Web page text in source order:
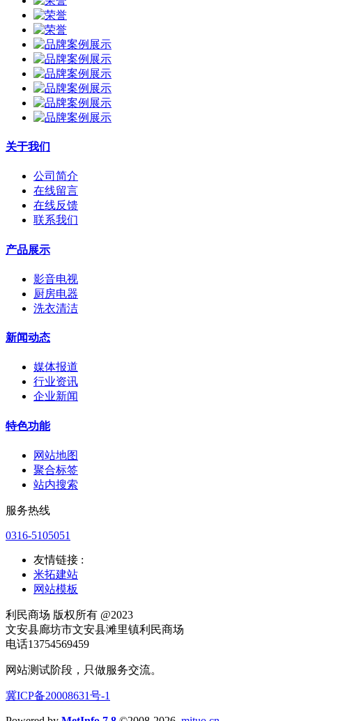
关于我们
公司简介
在线留言
在线反馈
联系我们
产品展示
影音电视
厨房电器
洗衣清洁
新闻动态
媒体报道
行业资讯
企业新闻
特色功能
网站地图
聚合标签
站内搜索
服务热线
0316-5105051
友情链接 :
米拓建站
网站模板
利民商场 版权所有 @2023
文安县廊坊市文安县滩里镇利民商场
电话13754569459
网站测试阶段，只做服务交流。
冀ICP备20008631号-1